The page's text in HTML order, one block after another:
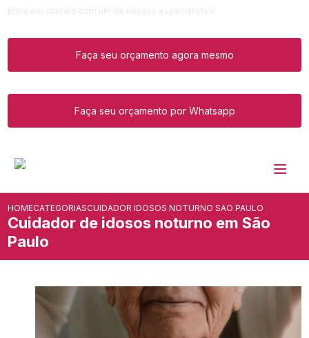
Faça seu orçamento agora mesmo
Faça seu orçamento por Whatsapp
HOMECATEGORIASCUIDADOR IDOSOS NOTURNO SAO PAULO
Cuidador de idosos noturno em São
Paulo